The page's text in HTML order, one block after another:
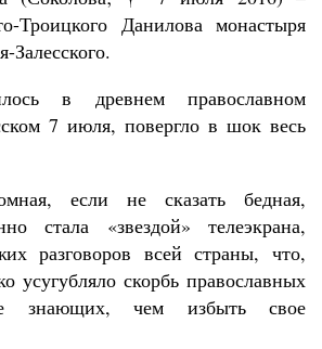
Троицкого Данилова монастыря
Залесского.
в древнем православном
7 июля, повергло в шок весь
если не сказать бедная,
стала «звездой» телеэкрана,
разговоров всей страны, что,
усугубляло скорбь православных
знающих, чем избыть свое